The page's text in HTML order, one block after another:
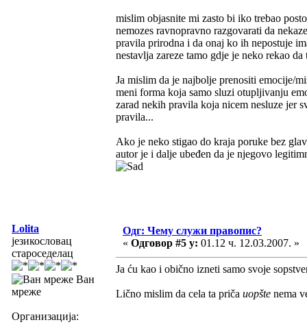
mislim objasnite mi zasto bi iko trebao
nemozes ravnopravno razgovarati da
pravila prirodna i da onaj ko ih nepostuje
nestavlja zareze tamo gdje je neko rekao da
Ja mislim da je najbolje prenositi emocije/
meni forma koja samo sluzi otupljivanju
zarad nekih pravila koja nicem nesluze jer
pravila...
Ako je neko stigao do kraja poruke bez
autor je i dalje ubeđen da je njegovo
Lolita
језикословац
староседелац
Ван
мреже
Организација:
Одг: Чему служи правопис?
« Одговор #5 у: 01.12 ч. 12.03.2007. »
Ja ću kao i obično izneti samo svoje
Lično mislim da cela ta priča uopšte nema